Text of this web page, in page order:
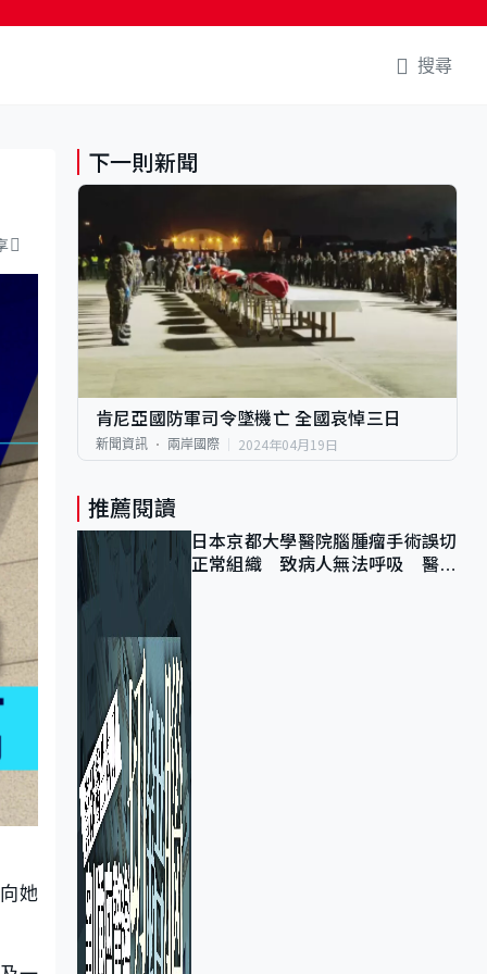
搜尋
她
下一則新聞
肯尼亞國防軍司令墜機亡 全國哀悼三日
新聞資訊 兩岸國際 2024年04月19日
推薦閱讀
日本京都大學醫院腦腫瘤手術誤切
正常組織 致病人無法呼吸 醫院